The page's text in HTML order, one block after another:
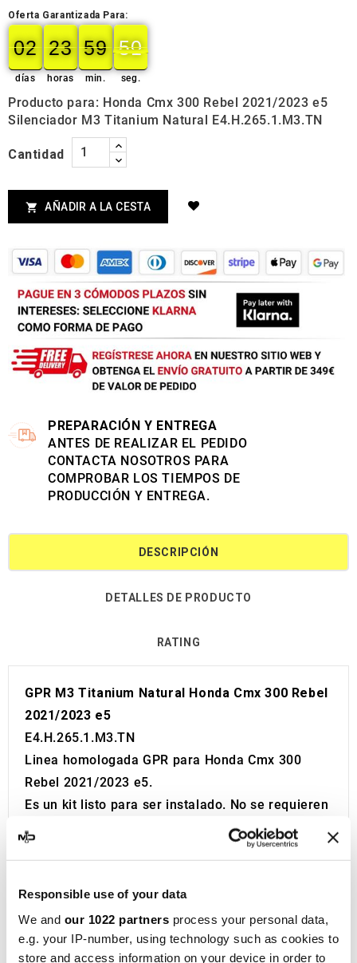
Responsible use of your data
We and our 1022 partners process your personal data,
e.g. your IP-number, using technology such as cookies to
store and access information on your device in order to
Oferta Garantizada Para:
02
02
00
días
23
23
00
horas
59
59
00
min.
50
49
50
seg.
Producto para: Honda Cmx 300 Rebel 2021/2023 e5
Silenciador M3 Titanium Natural E4.H.265.1.M3.TN
Cantidad
 AÑADIR A LA CESTA
PREPARACIÓN Y ENTREGA
ANTES DE REALIZAR EL PEDIDO
CONTACTA NOSOTROS PARA
COMPROBAR LOS TIEMPOS DE
PRODUCCIÓN Y ENTREGA.
DESCRIPCIÓN
DETALLES DE PRODUCTO
RATING
GPR M3 Titanium Natural Honda Cmx 300 Rebel
2021/2023 e5
E4.H.265.1.M3.TN
Linea homologada GPR para Honda Cmx 300
Rebel 2021/2023 e5.
Es un kit listo para ser instalado. No se requieren
modificaciones.
Se reemplaza directamente sin ninguna
Homologación Europea y Suiza (CEE).
El catalizador no está incluido en el kit.
Made in Italy 100%.